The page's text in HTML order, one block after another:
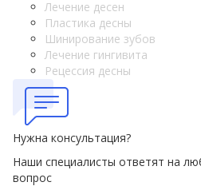
Лечение десен
Пластика десны
Шинирование зубов
Лечение гингивита
Рецессия десны
Нужна консультация?
Наши специалисты ответят на
вопрос